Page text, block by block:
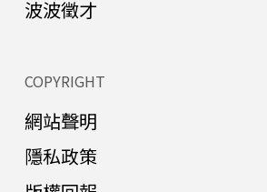
波波徵才
COPYRIGHT
網站聲明
隱私政策